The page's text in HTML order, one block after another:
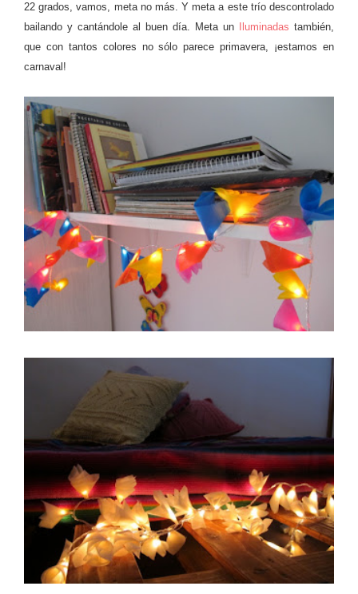
22 grados, vamos, meta no más. Y meta a este trío descontrolado
bailando y cantándole al buen día. Meta un
Iluminadas también,
que con tantos colores no sólo parece primavera, ¡estamos en
carnaval!